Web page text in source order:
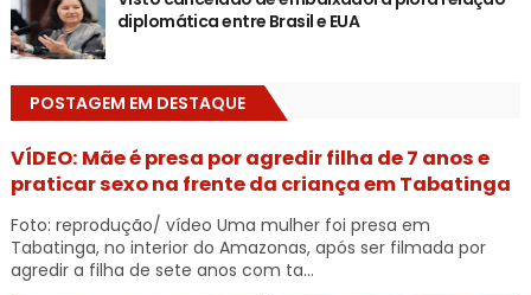
diplomática entre Brasil e EUA
POSTAGEM EM DESTAQUE
VÍDEO: Mãe é presa por agredir filha de 7 anos e
praticar sexo na frente da criança em Tabatinga
Foto: reprodução/ vídeo Uma mulher foi presa em
Tabatinga, no interior do Amazonas, após ser filmada por
agredir a filha de sete anos com ta...